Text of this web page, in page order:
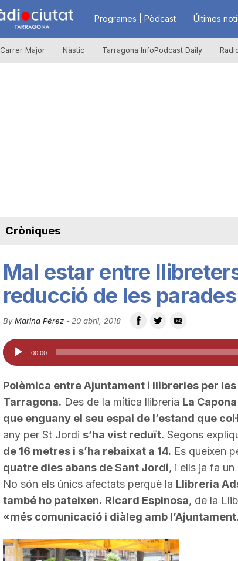
R
à
u
t
a
d
e
T
a
Programes | Pòdcast Últimes
Carrer Major Nàstic Tarragona InfoPodcast Daily
Cròniques
Mal estar entre
reducció de les
By Marina Pérez- 20 abril, 2018
Reproductor
d'àudio
00:00
Polèmica entre Ajuntament i llibreries per
Tarragona. Des de la mítica llibreria La Capona
que enguany el seu espai de l’estand que
any per StJordi s’ha vist reduït. Segons
de 16 metres i s’ha rebaixat a 14. Es queixen
quatre dies abans de Sant Jordi, i ells ja fa un
No són els únics afectats perquè la Llibreria
també ho pateixen. Ricard Espinosa, de la
«més comunicació i diàleg amb